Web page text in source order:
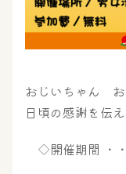
おじいちゃん お
日頃の感謝を伝え
◇開催期間 ・